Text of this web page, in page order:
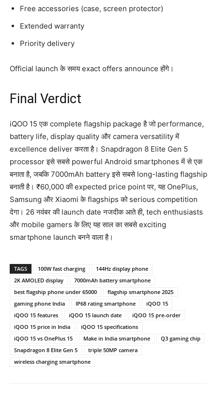
Free accessories (case, screen protector)
Extended warranty
Priority delivery
Official launch के समय exact offers announce होंगे।
Final Verdict
iQOO 15 एक complete flagship package है जो performance,
battery life, display quality और camera versatility में
excellence deliver करता है। Snapdragon 8 Elite Gen 5
processor इसे सबसे powerful Android smartphones में से एक
बनाता है, जबकि 7000mAh battery इसे सबसे long-lasting flagship
बनाती है। ₹60,000 की expected price point पर, यह OnePlus,
Samsung और Xiaomi के flagships को serious competition
देगा। 26 नवंबर की launch date नजदीक आते ही, tech enthusiasts
और mobile gamers के लिए यह साल का सबसे exciting
smartphone launch बनने वाला है।
TAGS 100W fast charging
144Hz display phone
2K AMOLED display
7000mAh battery smartphone
best flagship phone under 65000
flagship smartphone 2025
gaming phone India
IP68 rating smartphone
iQOO 15
iQOO 15 features
iQOO 15 launch date
iQOO 15 pre-order
iQOO 15 price in India
iQOO 15 specifications
iQOO 15 vs OnePlus 15
Make in India smartphone
Q3 gaming chip
Snapdragon 8 Elite Gen 5
triple 50MP camera
wireless charging smartphone